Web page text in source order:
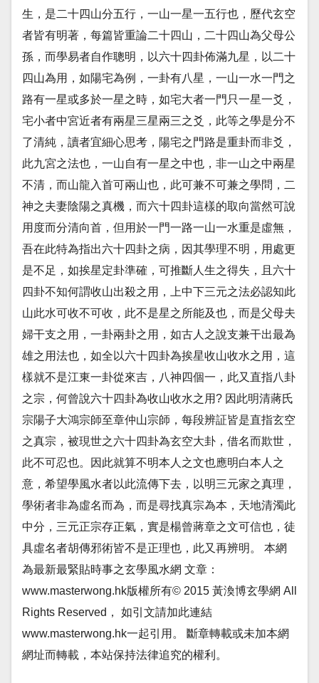
生，是二十四山分五行，一山一星一五行也，歷代玄空
者皆有明著，每篇皆重論二十四山，二十四山為父母公
孫，而學易者自作聰明，以六十四卦佈滿九星，以二十
四山為用，如陽宅為例，一卦有八星，一山一水一門之
路有一星或多於一星之時，如宅大者一門只一星一爻，
宅小者中宮近者有兩星三星兩三之爻，此等之學是分不
了清純，讀者宜細心思考，陽宅之門路是重卦而非爻，
此九宮之法也，一山自有一星之中也，非一山之中兩星
不清，而山龍入首可兩山也，此可兼不可兼之學問，二
神之夫妻陰陽之真機，而六十四卦這樣的取向當然可說
用度而分清向首，但用於一門一路一山一水重是虛無，
吾在此特為指出六十四卦之病，因其學理不明，用處更
是不足，如挨星定卦準確，可推斷人生之得失，且六十
四卦不知何謂收山出殺之用，上中下三元之法必認知此
山此水可收不可收，此不是星之所能及也，而是父母夫
婦干支之用，一卦兩卦之用，如古人之說支兼干出最為
雄之用法也，如全以六十四卦為挨星收山收水之用，這
樣就不是江東一卦從來吉，八神四個一，此又直指八卦
之宗，何曾說六十四卦為收山收水之用? 因此明清蔣氏
宗陽子大鴻宗師至章仲山宗師，每段辨証皆是直指玄空
之真宗，被現世之六十四卦為玄空大卦，借名而欺世，
此不可忍也。因此就算不明本人之文也應明白本人之
意，希望學風水者以此流傳下去，以明三元家之真理，
學術者非為虛名而為，而是尋找真宗為本，天地清濁此
中分，三元正宗存正氣，實是楊曾蔣章之文可信也，徒
具虛名者胡傳邪術皆不是正理也，此又再辨明。 本網
為最新最緊貼時事之玄學風水網 文章：
www.masterwong.hk版權所有© 2015 黃渙博玄學網 All
Rights Reserved， 如引文請加此連結
www.masterwong.hk一起引用。 斷章轉載或未加本網
網址而轉載，本站保持法律追究的權利。